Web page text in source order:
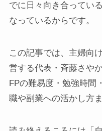
でに日々向き合ってい
なっているからです。
この記事では、主婦向
営する代表・斉藤さや
FPの難易度・勉強時間
職や副業への活かし方